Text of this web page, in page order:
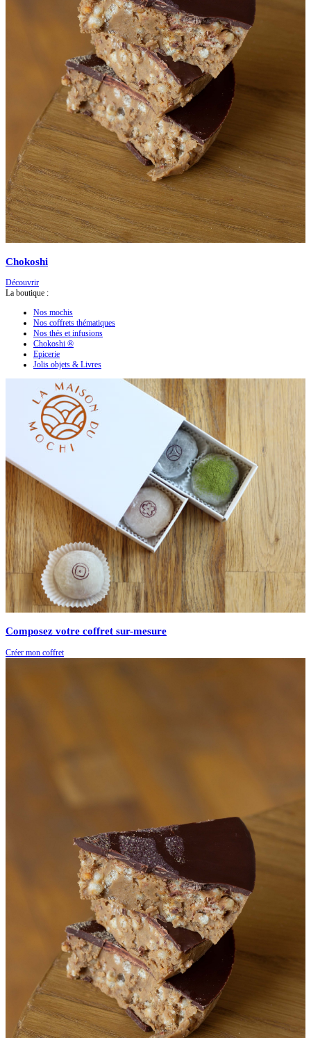
Chokoshi
Découvrir
La boutique :
Nos mochis
Nos coffrets thématiques
Nos thés et infusions
Chokoshi ®
Epicerie
Jolis objets & Livres
Composez votre coffret sur-mesure
Créer mon coffret